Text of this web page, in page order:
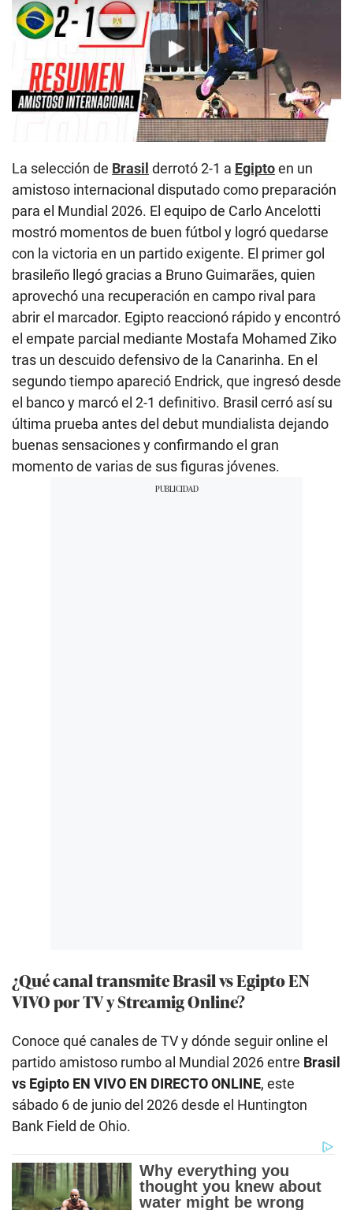
Play
La selección de Brasil derrotó 2-1 a Egiptoen un
amistoso internacional disputado como preparación
para el Mundial 2026. El equipo de Carlo Ancelotti
mostró momentos de buen fútbol y logró quedarse
con la victoria en un partido exigente. El primer gol
brasileño llegó gracias a Bruno Guimarães, quien
aprovechó una recuperación en campo rival para
abrir el marcador. Egipto reaccionó rápido y encontró
el empate parcial mediante Mostafa Mohamed Ziko
tras un descuido defensivo de la Canarinha. En el
segundo tiempo apareció Endrick, que ingresó desde
el banco y marcó el 2-1 definitivo. Brasil cerró así su
última prueba antes del debut mundialista dejando
buenas sensaciones y confirmando el gran
momento de varias de sus figuras jóvenes.
¿Qué canal transmite Brasil vs Egipto EN
VIVO por TV y Streamig Online?
Conoce qué canales de TV y dónde seguir online el
partido amistoso rumbo al Mundial 2026 entre Brasil
vs Egipto EN VIVO EN DIRECTO ONLINE, este
sábado 6 de junio del 2026 desde el Huntington
Bank Field de Ohio.